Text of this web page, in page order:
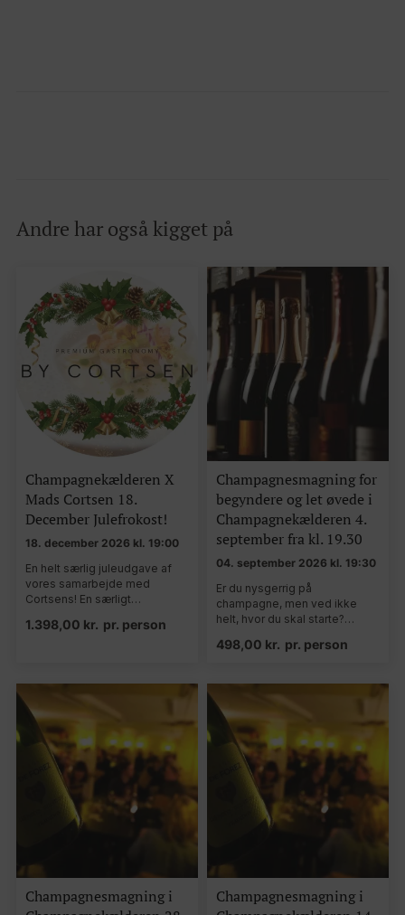
Andre har også kigget på
Champagnekælderen X
Mads Cortsen 18.
December Julefrokost!
18. december 2026 kl. 19:00
En helt særlig juleudgave af
vores samarbejde med
Cortsens! En særligt…
1.398,00 kr. pr. person
Champagnesmagning for
begyndere og let øvede i
Champagnekælderen 4.
september fra kl. 19.30
04. september 2026 kl. 19:30
Er du nysgerrig på
champagne, men ved ikke
helt, hvor du skal starte?…
498,00 kr. pr. person
Champagnesmagning i
Champagnesmagning i